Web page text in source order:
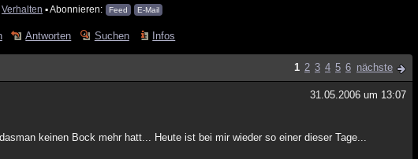
Verhalten ▪ Abonnieren: Feed E-Mail
Antworten Suchen Infos
1 2 3 4 5 6 nächste
31.05.2006 um 13:07
keinen Bock mehr hatt... Heute ist bei mir wieder so einer dieser Tage...